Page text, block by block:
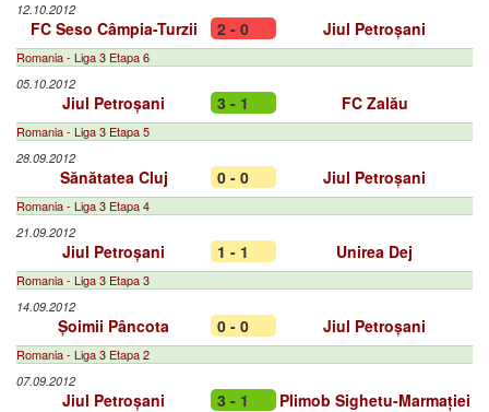
12.10.2012
FC Seso Câmpia-Turzii 2 - 0 Jiul Petroșani
Romania - Liga 3 Etapa 6
05.10.2012
Jiul Petroșani 3 - 1 FC Zalău
Romania - Liga 3 Etapa 5
28.09.2012
Sănătatea Cluj 0 - 0 Jiul Petroșani
Romania - Liga 3 Etapa 4
21.09.2012
Jiul Petroșani 1 - 1 Unirea Dej
Romania - Liga 3 Etapa 3
14.09.2012
Șoimii Pâncota 0 - 0 Jiul Petroșani
Romania - Liga 3 Etapa 2
07.09.2012
Jiul Petroșani 3 - 1 Plimob Sighetu-Marmației